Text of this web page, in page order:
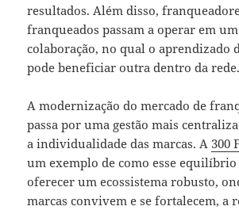
resultados. Além disso,
franqueados passam a operar em
colaboração, no qual o aprendizado
pode beneficiar outra dentro da rede.
A modernização do mercado de
passa por uma gestão mais
a individualidade das marcas. A 300
um exemplo de como esse
oferecer um ecossistema robusto,
marcas convivem e se fortalecem, a